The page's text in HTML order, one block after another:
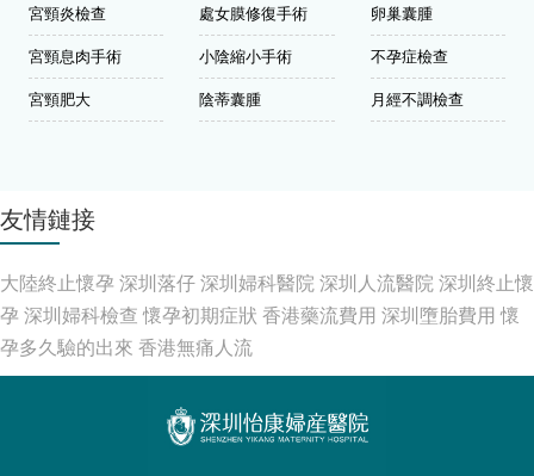
宮頸炎檢查
宮頸息肉手術
宮頸肥大
處女膜修復手術
小陰縮小手術
陰蒂囊腫
卵巢囊腫
不孕症檢查
月經不調檢查
友情鏈接
大陸終止懷孕 深圳落仔深圳婦科醫院深圳人流醫院深圳終止懷
孕 深圳婦科檢查 懷孕初期症狀 香港藥流費用 深圳墮胎費用 懷
孕多久驗的出來 香港無痛人流